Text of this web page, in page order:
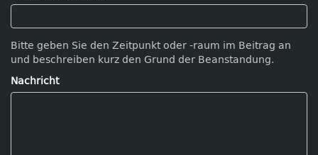
Bitte geben Sie den Zeitpunkt oder -raum im Beitrag an
und beschreiben kurz den Grund der Beanstandung.
Nachricht